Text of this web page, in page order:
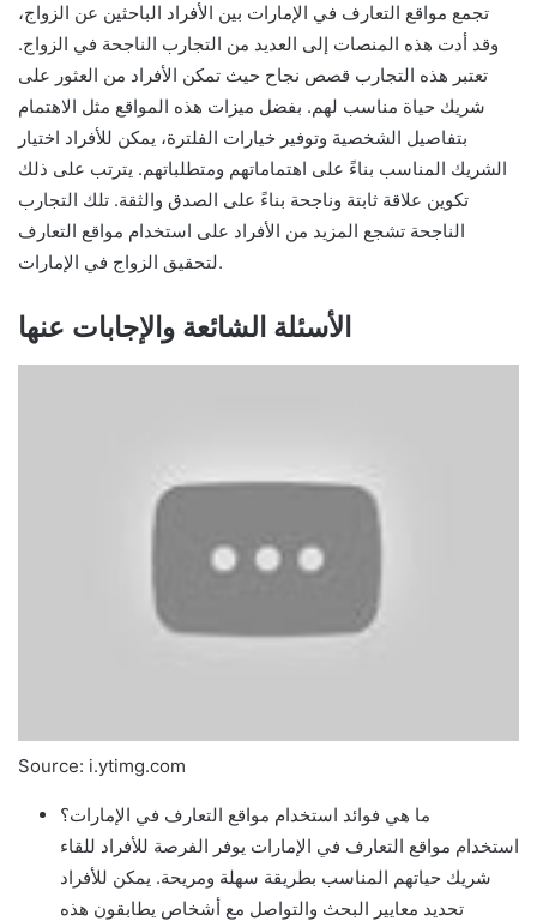
تجمع مواقع التعارف في الإمارات بين الأفراد الباحثين عن الزواج،
وقد أدت هذه المنصات إلى العديد من التجارب الناجحة في الزواج.
تعتبر هذه التجارب قصص نجاح حيث تمكن الأفراد من العثور على
شريك حياة مناسب لهم. بفضل ميزات هذه المواقع مثل الاهتمام
بتفاصيل الشخصية وتوفير خيارات الفلترة، يمكن للأفراد اختيار
الشريك المناسب بناءً على اهتماماتهم ومتطلباتهم. يترتب على ذلك
تكوين علاقة ثابتة وناجحة بناءً على الصدق والثقة. تلك التجارب
الناجحة تشجع المزيد من الأفراد على استخدام مواقع التعارف
لتحقيق الزواج في الإمارات.
الأسئلة الشائعة والإجابات عنها
Source: i.ytimg.com
ما هي فوائد استخدام مواقع التعارف في الإمارات؟
استخدام مواقع التعارف في الإمارات يوفر الفرصة للأفراد للقاء
شريك حياتهم المناسب بطريقة سهلة ومريحة. يمكن للأفراد
تحديد معايير البحث والتواصل مع أشخاص يطابقون هذه